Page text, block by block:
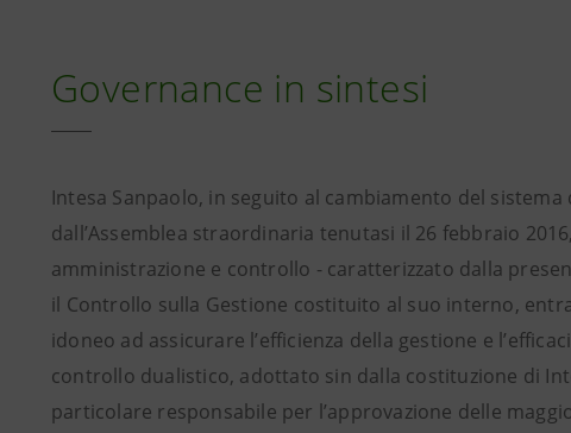
Governance in sintesi
Intesa Sanpaolo, in seguito al cambiamento del
dall’Assemblea straordinaria tenutasi il 26 febbraio
amministrazione e controllo - caratterizzato dalla
il Controllo sulla Gestione costituito al suo interno,
idoneo ad assicurare l’efficienza della gestione e
controllo dualistico, adottato sin dalla costituzione di
particolare responsabile per l’approvazione delle